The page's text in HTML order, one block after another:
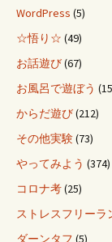
WordPress (5)
☆悟り☆ (49)
お話遊び(67)
お風呂で遊ぼう
からだ遊び(212)
その他実験(73)
やってみよう (374)
コロナ考(25)
ストレスフリーラ
ダーンタフ (5)